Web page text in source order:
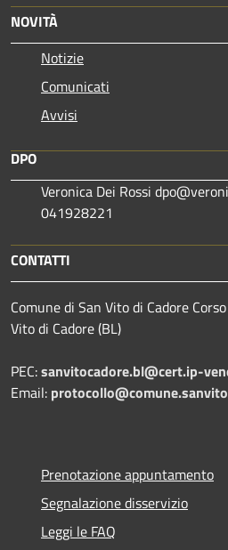
NOVITÀ
Notizie
Comunicati
Avvisi
DPO
Veronica Dei Rossi
041928221
CONTATTI
Comune di San Vito di Cadore
Vito di Cadore (BL)
PEC:sanvitocadore.bl@cert.ip-
Email:
Prenotazione appuntamento
Segnalazione disservizio
Leggi le FAQ